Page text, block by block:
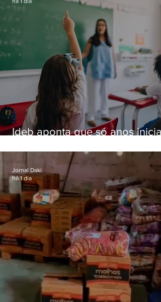
Ideb aponta que só anos
educação
Jornal Daki
há 1 dia